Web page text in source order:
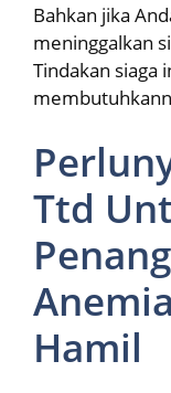
Bahkan jika
meninggalkan
Tindakan siaga
Ttd
Hamil